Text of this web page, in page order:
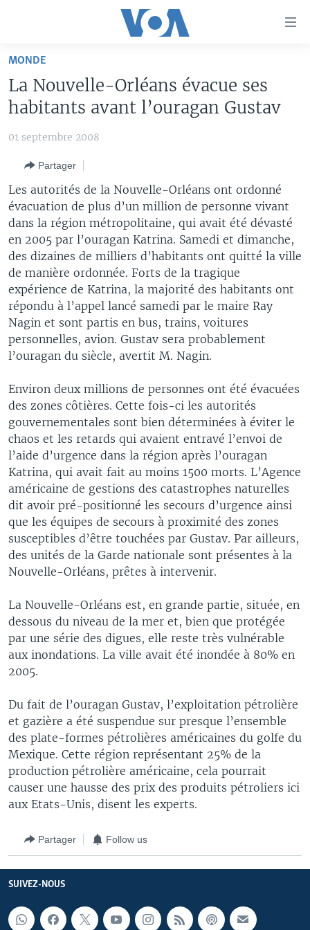
Retour
navigation
Retour
recherche
AFRIQUE
SPORT
TV
WASHINGTON FORUM
CORRESPONDANT VOA
FOCUS SAHEL
REPORTAGES
VOUS + NOUS
CARNET DE SANTÉ
À VOTRE AVIS
VOTRE SANTÉ VOTRE AVENIR
LE MONDE AU FÉMININ
L'AMÉRIQUE ET VOUS
DIALOGUE DES RELIGIONS
RM SHOW
BAMBARA
FULFULDE
LINGALA
SANGO
Apprenez L'anglais
SUIVEZ-NOUS
Langues
MONDE
La Nouvelle-Orléans évacue ses
habitants avant l’ouragan Gustav
01 septembre 2008
Partager
Les autorités de la Nouvelle-Orléans ont ordonné
évacuation de plus d’un million de personne vivant
dans la région métropolitaine, qui avait été dévasté
en 2005 par l’ouragan Katrina. Samedi et dimanche,
des dizaines de milliers d’habitants ont quitté la ville
de manière ordonnée. Forts de la tragique
expérience de Katrina, la majorité des habitants ont
répondu à l’appel lancé samedi par le maire Ray
Nagin et sont partis en bus, trains, voitures
personnelles, avion. Gustav sera probablement
l’ouragan du siècle, avertit M. Nagin.
Environ deux millions de personnes ont été évacuées
des zones côtières. Cette fois-ci les autorités
gouvernementales sont bien déterminées à éviter le
chaos et les retards qui avaient entravé l’envoi de
l’aide d’urgence dans la région après l’ouragan
Katrina, qui avait fait au moins 1500 morts. L’Agence
américaine de gestions des catastrophes naturelles
dit avoir pré-positionné les secours d’urgence ainsi
que les équipes de secours à proximité des zones
susceptibles d’être touchées par Gustav. Par ailleurs,
des unités de la Garde nationale sont présentes à la
Nouvelle-Orléans, prêtes à intervenir.
La Nouvelle-Orléans est, en grande partie, située, en
dessous du niveau de la mer et, bien que protégée
par une série des digues, elle reste très vulnérable
aux inondations. La ville avait été inondée à 80% en
2005.
Du fait de l’ouragan Gustav, l’exploitation pétrolière
et gazière a été suspendue sur presque l’ensemble
des plate-formes pétrolières américaines du golfe du
Mexique. Cette région représentant 25% de la
production pétrolière américaine, cela pourrait
causer une hausse des prix des produits pétroliers ici
aux Etats-Unis, disent les experts.
Partager Follow us
SUIVEZ-NOUS